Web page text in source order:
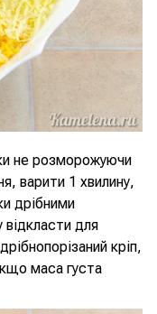
не розморожуючи
варити 1 хвилину,
дрібними
для
кріп,
маса густа